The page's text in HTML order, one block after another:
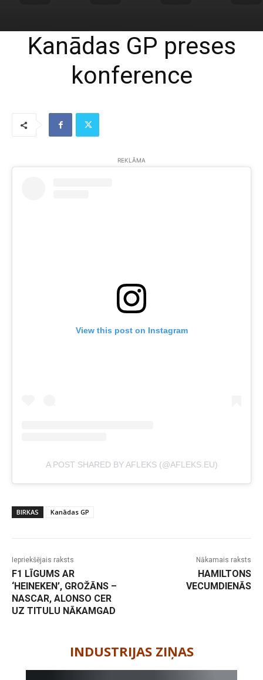
Kanādas GP preses
konference
REKLĀMA
View this post on Instagram
A POST SHARED BY AFLEKS (@AFLEKS.EU)
BIRKAS Kanādas GP
Iepriekšējais raksts
F1 LĪGUMS AR
‘HEINEKEN’, GROŽĀNS –
NASCAR, ALONSO CER
UZ TITULU NĀKAMGAD
Nākamais raksts
HAMILTONS
VECUMDIENĀS
INDUSTRIJAS ZIŅAS